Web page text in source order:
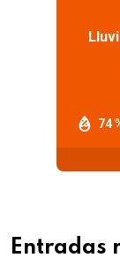
74
Entradas